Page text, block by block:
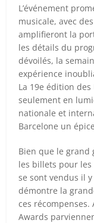
L’événement
musicale, avec
amplifieront la
les détails du
dévoilés, la
expérience
La 19e édition
seulement en
nationale et
Barcelone un
Bien que le grand
les billets pour les
se sont vendus il
démontre la
ces récompenses.
Awards